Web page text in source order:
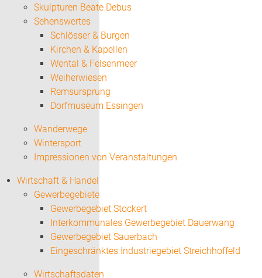
Skulpturen Beate Debus
Sehenswertes
Schlösser & Burgen
Kirchen & Kapellen
Wental & Felsenmeer
Weiherwiesen
Remsursprung
Dorfmuseum Essingen
Wanderwege
Wintersport
Impressionen von Veranstaltungen
Wirtschaft & Handel
Gewerbegebiete
Gewerbegebiet Stockert
Interkommunales Gewerbegebiet Dauerwang
Gewerbegebiet Sauerbach
Eingeschränktes Industriegebiet Streichhoffeld
Wirtschaftsdaten